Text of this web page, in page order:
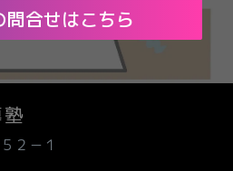
問合せはこちら
２－１